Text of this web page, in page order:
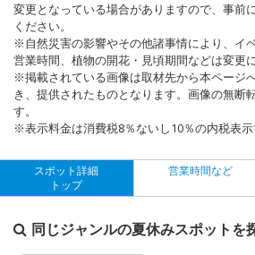
変更となっている場合がありますので、事前
ください。
※自然災害の影響やその他諸事情により、イ
営業時間、植物の開花・見頃期間などは変更
※掲載されている画像は取材先から本ページ
き、提供されたものとなります。画像の無断
す。
※表示料金は消費税8％ないし10％の内税表示
スポット詳細
トップ
営業時間など
同じジャンルの夏休みスポットを